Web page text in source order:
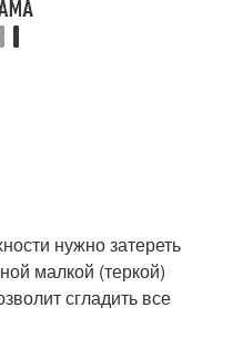
нужно затереть
малкой (теркой)
сгладить все